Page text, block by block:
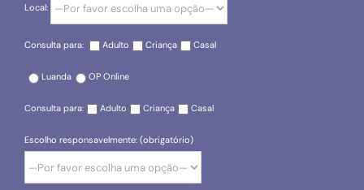
Local:
Consulta para: Adulto Criança Casal
Luanda OP Online
Consulta para: Adulto Criança Casal
Escolho responsavelmente: (obrigatório)